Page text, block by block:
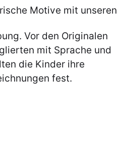
Motive mit unseren
Vor den Originalen
mit Sprache und
die Kinder ihre
fest.